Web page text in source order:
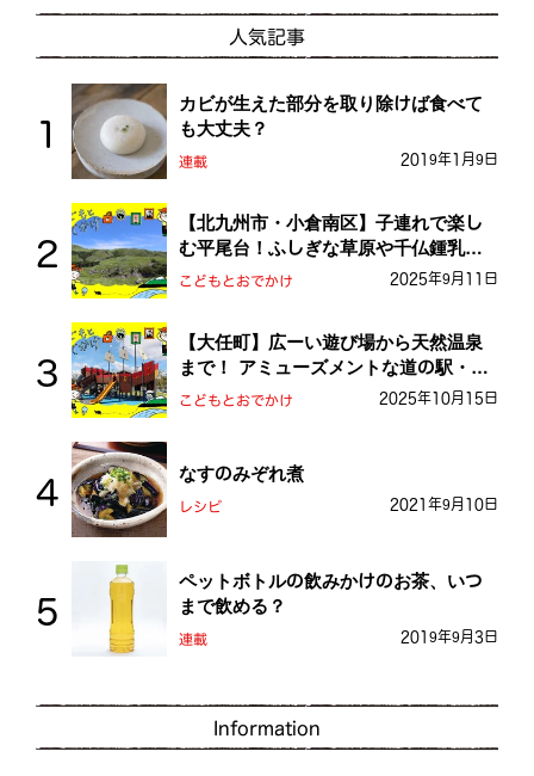
人気記事
カビが生えた部分を取り除けば食べて
も大丈夫？
連載 2019年1月9日
【北九州市・小倉南区】子連れで楽し
む平尾台！ふしぎな草原や千仏鍾乳洞
を探検しよう！
こどもとおでかけ 2025年9月11日
【大任町】広ーい遊び場から天然温泉
まで！ アミューズメントな道の駅・お
おとう桜街道
こどもとおでかけ 2025年10月15日
なすのみぞれ煮
レシピ 2021年9月10日
ペットボトルの飲みかけのお茶、いつ
まで飲める？
連載 2019年9月3日
Information